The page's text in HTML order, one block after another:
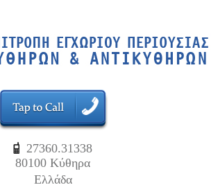
27360.31338
80100 Κύθηρα
Ελλάδα